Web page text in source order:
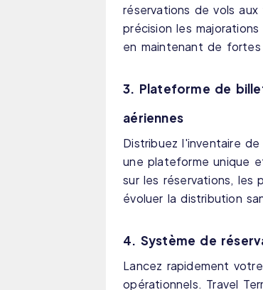
réservations de vols
précision les
en maintenant de fortes
3. Plateforme de
aériennes
Distribuez l'inventaire
une plateforme unique
sur les réservations, les
évoluer la distribution
4. Système de
Lancez rapidement
opérationnels. Travel